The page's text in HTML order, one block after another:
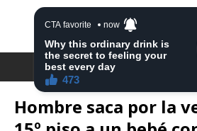
Hombre saca por la